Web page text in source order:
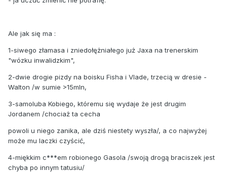
Ale jak się ma :
1-siwego złamasa i zniedołężniałego już Jaxa na trenerskim
"wózku inwalidzkim",
2-dwie drogie pizdy na boisku Fisha i Vlade, trzecią w dresie -
Walton /w sumie >15mln,
3-samoluba Kobiego, któremu się wydaje że jest drugim
Jordanem /chociaż ta cecha
powoli u niego zanika, ale dziś niestety wyszła/, a co najwyżej
może mu laczki czyścić,
4-miękkim c***em robionego Gasola /swoją drogą braciszek jest
chyba po innym tatusiu/